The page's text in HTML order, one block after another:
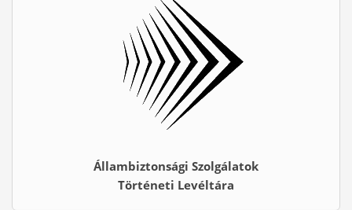
Állambiztonsági Szolgálatok
Történeti Levéltára